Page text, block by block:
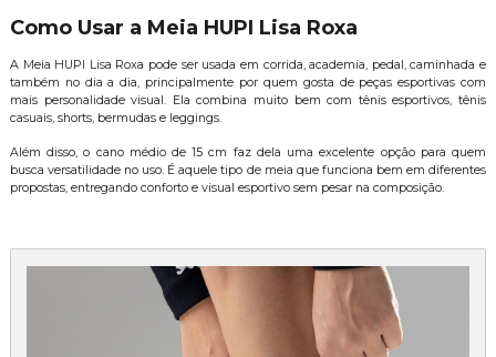
Como Usar a Meia HUPI Lisa Roxa
A Meia HUPI Lisa Roxa pode ser usada em corrida, academia, pedal, caminhada e
também no dia a dia, principalmente por quem gosta de peças esportivas com
mais personalidade visual. Ela combina muito bem com tênis esportivos, tênis
casuais, shorts, bermudas e leggings.
Além disso, o cano médio de 15 cm faz dela uma excelente opção para quem
busca versatilidade no uso. É aquele tipo de meia que funciona bem em diferentes
propostas, entregando conforto e visual esportivo sem pesar na composição.